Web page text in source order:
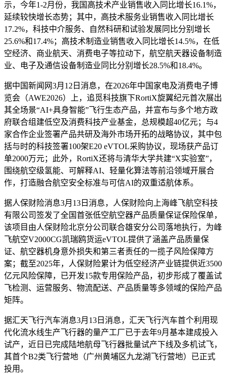
示，今年1-2月份，我国高技术产业销售收入同比增长16.1%，
延续较快增长态势；其中，高技术服务业销售收入同比增长
17.2%，科技中介服务、自然科研和试验发展同比分别增长
25.6%和17.4%；高技术制造业销售收入同比增长14.5%，在低
空经济、商业航天、消费电子等拉动下，航空航天器设备制造
业、电子及通信设备制造业同比分别增长28.5%和18.4%。
据中国新闻网3月12日消息，在2026年中国家电及消费电子博
览会（AWE2026）上，追觅科技旗下RortiX旋翼纪元首次展出
其全场景“AI+具身智能”飞行生态产品，并宣布与多个地方政
府联合组建低空及消费科技产业基金，总规模超40亿元；与4
家合作企业签署产品共研及海外市场开拓的战略协议，其中包
括与时的科技签署100架E20 eVTOL采购协议，现场获产品订
单2000万元；此外，RortiX还将与清华大学共建“X实验室”，
围绕航空级氢能、可解释AI、轻量化算法等前沿领域开展合
作，打造融合航空安全标准与可信AI的双重适航体系。
据人保财险消息3月13日消息，人保财险向上海峰飞航空科技
有限公司签发了全国首张低空航空器产品质量保证保险保单，
该项目由人保财险北京分公司联合雄安分公司落地执行，为峰
飞航空V2000CG凯瑞鸥货运eVTOL提供了涵盖产品质量保
证、航空器机身意外损失和第三者责任的一揽子风险保障方
案；截至2025年，人保财险累计为低空经济产业链提供近3500
亿元风险保障，已开发15款专用保险产品，初步形成了覆盖试
飞检测、运营服务、物流配送、产品质量等多领域的保险产品
矩阵。
据汇天飞行汽车消息3月13日消息，汇天飞行汽车首个利用现
代化流水线生产飞行器的量产工厂已于去年9月基本建成投入
试产，近日已完成陆地航母飞行器批量试产下线及多机试飞，
其首个B2类飞行营地（广州黄埔区九龙湖飞行营地）已正式
投用。